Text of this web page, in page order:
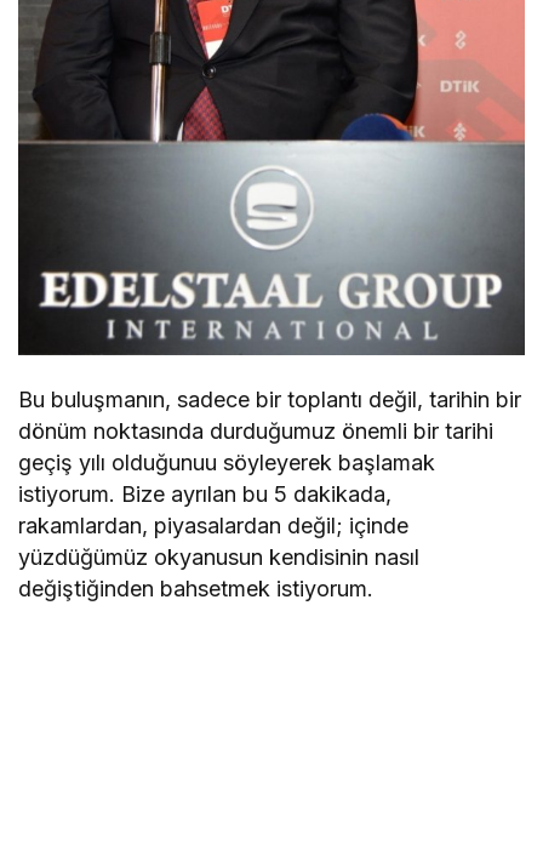
Bu buluşmanın, sadece bir toplantı değil, tarihin bir
dönüm noktasında durduğumuz önemli bir tarihi
geçiş yılı olduğunuu söyleyerek başlamak
istiyorum. Bize ayrılan bu 5 dakikada,
rakamlardan, piyasalardan değil; içinde
yüzdüğümüz okyanusun kendisinin nasıl
değiştiğinden bahsetmek istiyorum.